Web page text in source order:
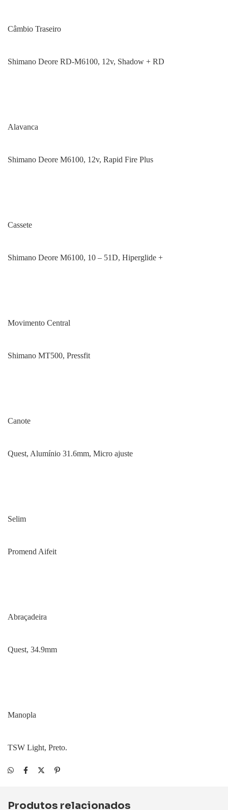
Câmbio Traseiro
Shimano Deore RD-M6100, 12v, Shadow + RD
Alavanca
Shimano Deore M6100, 12v, Rapid Fire Plus
Cassete
Shimano Deore M6100, 10 – 51D, Hiperglide +
Movimento Central
Shimano MT500, Pressfit
Canote
Quest, Alumínio 31.6mm, Micro ajuste
Selim
Promend Aifeit
Abraçadeira
Quest, 34.9mm
Manopla
TSW Light, Preto.
Produtos relacionados